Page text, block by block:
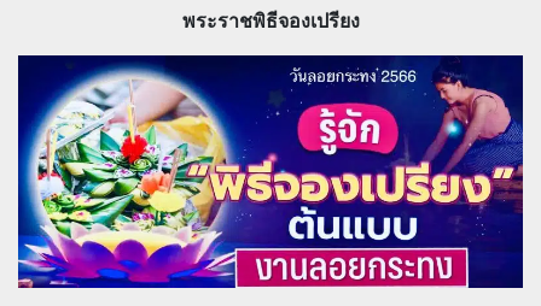
พระราชพิธีจองเปรียง